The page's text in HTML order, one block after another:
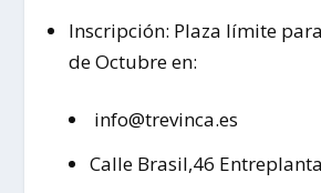
Inscripción: Plaza límite
de Octubre en:
info@trevinca.es
Calle Brasil,46